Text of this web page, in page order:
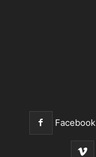
Facebook